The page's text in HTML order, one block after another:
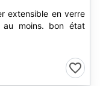
extensible en verre
au moins. bon état